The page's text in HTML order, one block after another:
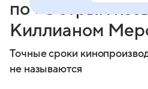
по «Острым
Киллианом
Точные сроки
не называются